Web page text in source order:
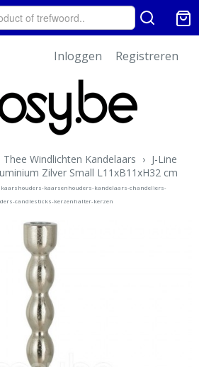
Inloggen Registreren
Thee Windlichten Kandelaars › J-Line
Zilver Small L11xB11xH32 cm
kaarshouders-kaarsenhouders-kandelaars-chandeliers-
candlesticks-kerzenhalter-kerzen